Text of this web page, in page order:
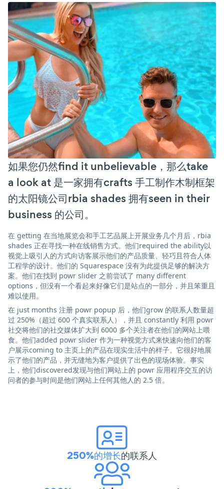
如果您仍然find it unbelievable，那么take
a look at 是一家拥有crafts 手工制作木制框架
的太阳镜公司rbia shades 拥有seen in their
business 的公司。
在 getting 在当地展览会和手工艺品展上开展业务几个月后，rbia
shades 正在寻找一种在线销售方式。他们required the ability以
视觉上吸引人的方式向访客展示他们的产品质量、轻巧且符合人体
工程学的设计。他们的 Squarespace 没有为此提供足够的解决方
案。他们在找到 powr slider 之前尝试了 many different
options，但没有一个看起来好像它们是站点的一部分，并且笨重且
难以使用。
在 just months 注册 powr popup 后，他们grow 的联系人数量超
过 250%（超过 600 个真实联系人），并且 constantly 利用 powr
社交将他们的社交媒体扩大到 6000 多个关注者在他们的网站上喂
食。他们added powr slider 作为一种视觉方式来快速向他们的客
户展示coming to 主页上的产品在现实生活中的样子。它很好地展
示了他们的产品，并无缝地为客户提供了出色的现场体验。事实
上，他们discovered发现与他们网站上的 powr 应用程序交互的访
问者的参与时间是他们网站上任何其他人的 2.5 倍。
250%的增长的联系人